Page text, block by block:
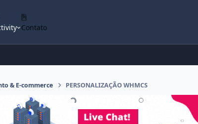
Contato
& E-commerce PERSONALIZAÇÃO WHMCS